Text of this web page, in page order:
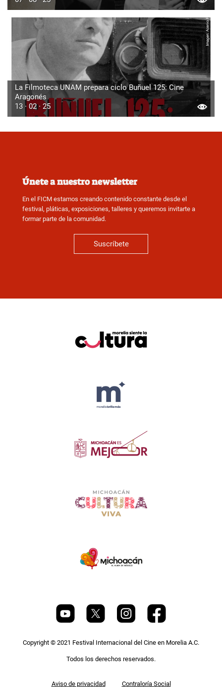
La Filmoteca UNAM prepara ciclo Buñuel 125: Cine
Aragonés
13 · 02 · 25
Únete a nuestro newsletter
En el FICM estamos creando contenido constante desde el
festival, pláticas, exposiciones, talleres y queremos invitarte a
formar parte de la comunidad.
Suscríbete
Copyright © 2021 Festival Internacional del Cine en Morelia A.C.
Todos los derechos reservados.
Aviso de privacidad Contraloría Social